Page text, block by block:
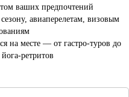
ваших предпочтений
авиаперелетам, визовым
на месте — от гастро-туров до
ретритов